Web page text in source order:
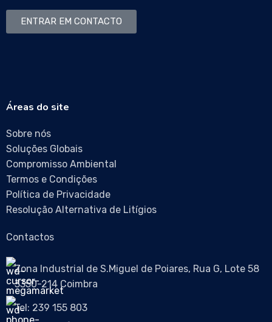
ENTRAR EM CONTACTO
Áreas do site
Sobre nós
Soluções Globais
Compromisso Ambiental
Termos e Condições
Política de Privacidade
Resolução Alternativa de Litígios
Contactos
Zona Industrial de S.Miguel de Poiares, Rua G, Lote 58
3350-214 Coimbra
Tel: 239 155 803